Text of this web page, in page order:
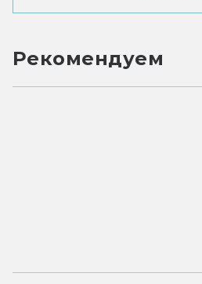
Рекомендуем